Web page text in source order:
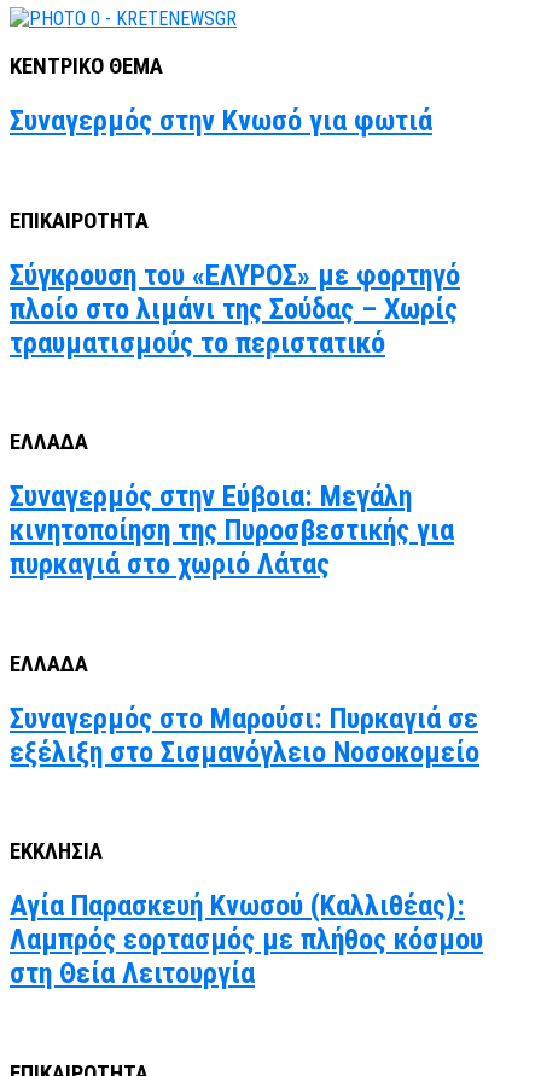
ΚΕΝΤΡΙΚΟ ΘΕΜΑ
Συναγερμός στην Κνωσό για φωτιά
ΕΠΙΚΑΙΡΟΤΗΤΑ
Σύγκρουση του «ΕΛΥΡΟΣ» με φορτηγό
πλοίο στο λιμάνι της Σούδας – Χωρίς
τραυματισμούς το περιστατικό
ΕΛΛΑΔΑ
Συναγερμός στην Εύβοια: Μεγάλη
κινητοποίηση της Πυροσβεστικής για
πυρκαγιά στο χωριό Λάτας
ΕΛΛΑΔΑ
Συναγερμός στο Μαρούσι: Πυρκαγιά σε
εξέλιξη στο Σισμανόγλειο Νοσοκομείο
ΕΚΚΛΗΣΙΑ
Αγία Παρασκευή Κνωσού (Καλλιθέας):
Λαμπρός εορτασμός με πλήθος κόσμου
στη Θεία Λειτουργία